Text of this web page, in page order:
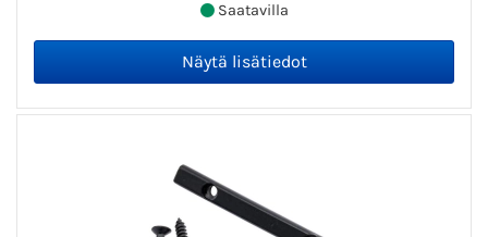
Saatavilla